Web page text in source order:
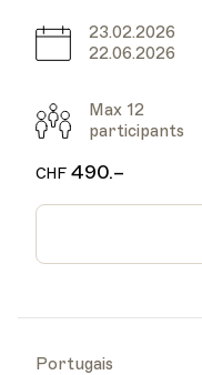
Date
23.02.2026
22.06.2026
Participants
Max 12
participants
CHF490.–
Portugais